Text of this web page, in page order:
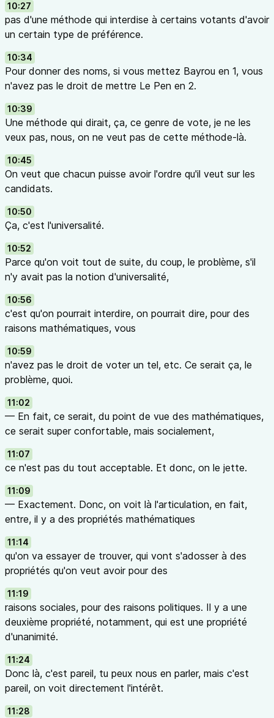
10:27
pas d'une méthode qui interdise à certains votants d'avoir
un certain type de préférence.
10:34
Pour donner des noms, si vous mettez Bayrou en 1, vous
n'avez pas le droit de mettre Le Pen en 2.
10:39
Une méthode qui dirait, ça, ce genre de vote, je ne les
veux pas, nous, on ne veut pas de cette méthode-là.
10:45
On veut que chacun puisse avoir l'ordre qu'il veut sur les
candidats.
10:50
Ça, c'est l'universalité.
10:52
Parce qu'on voit tout de suite, du coup, le problème, s'il
n'y avait pas la notion d'universalité,
10:56
c'est qu'on pourrait interdire, on pourrait dire, pour des
raisons mathématiques, vous
10:59
n'avez pas le droit de voter un tel, etc. Ce serait ça, le
problème, quoi.
11:02
— En fait, ce serait, du point de vue des mathématiques,
ce serait super confortable, mais socialement,
11:07
ce n'est pas du tout acceptable. Et donc, on le jette.
11:09
— Exactement. Donc, on voit là l'articulation, en fait,
entre, il y a des propriétés mathématiques
11:14
qu'on va essayer de trouver, qui vont s'adosser à des
propriétés qu'on veut avoir pour des
11:19
raisons sociales, pour des raisons politiques. Il y a une
deuxième propriété, notamment, qui est une propriété
d'unanimité.
11:24
Donc là, c'est pareil, tu peux nous en parler, mais c'est
pareil, on voit directement l'intérêt.
11:28